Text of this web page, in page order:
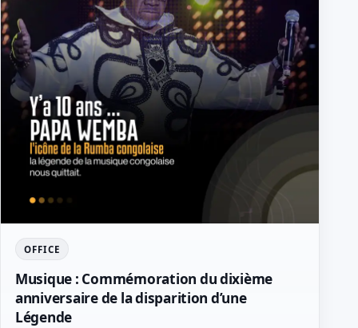
OFFICE
Musique : Commémoration du dixième
anniversaire de la disparition d’une
Légende